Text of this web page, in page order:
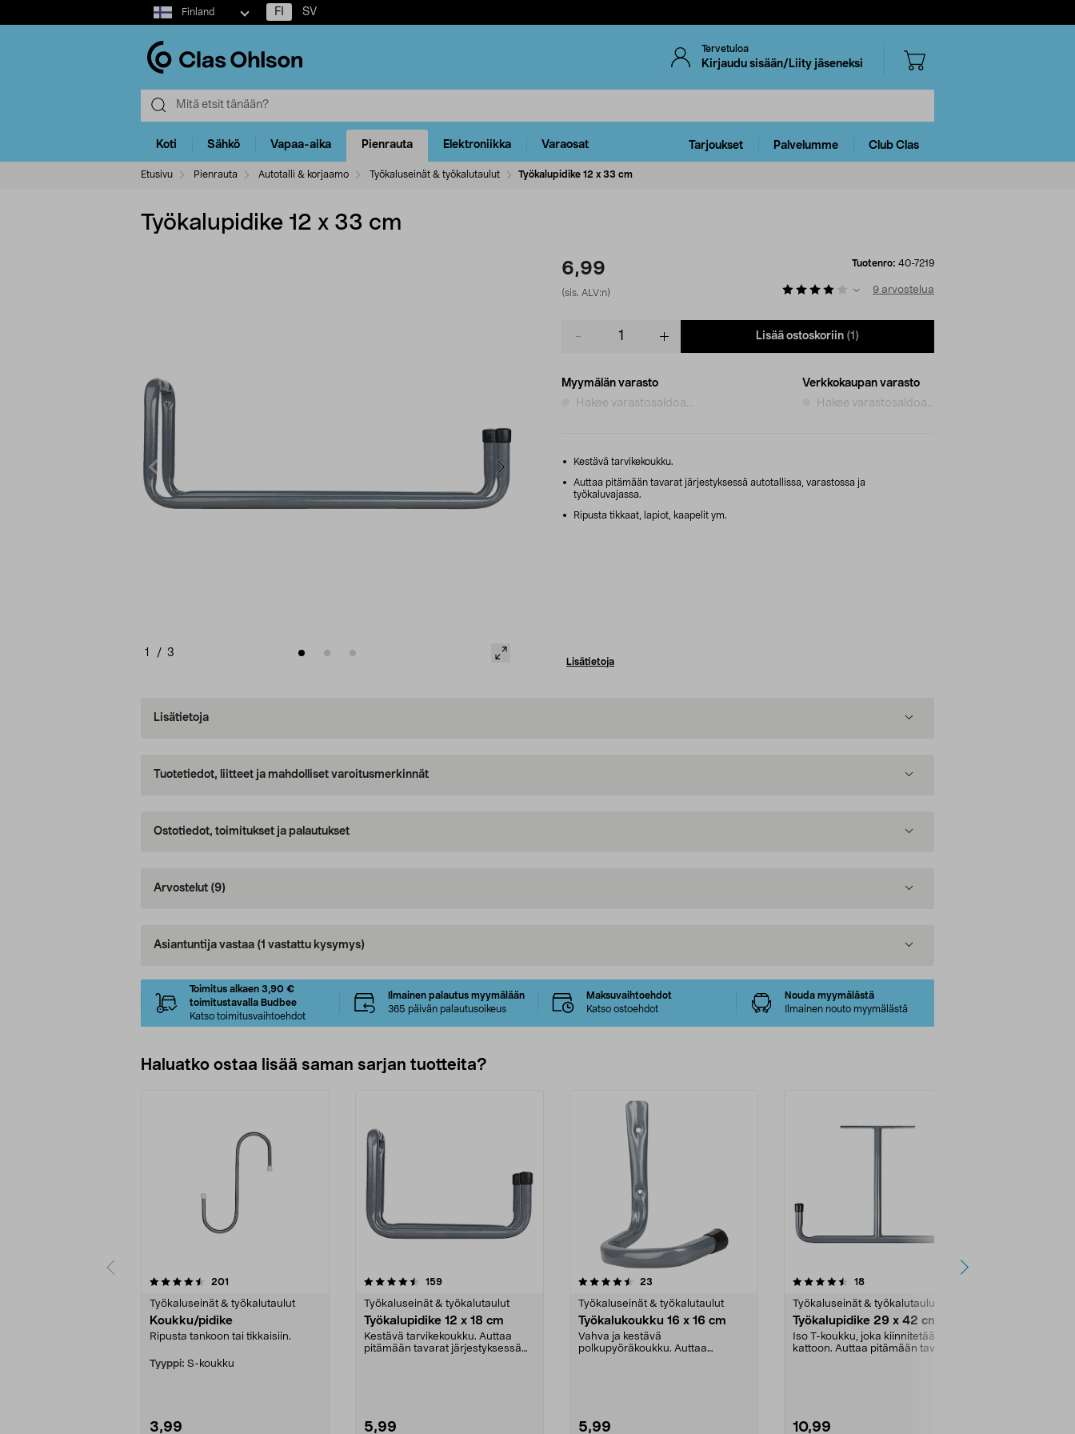
Select
market
Finland FI SV
Tervetuloa
Kirjaudu sisään/Liity jäseneksi
Koti Sähkö Vapaa-aika Pienrauta Elektroniikka Varaosat Tarjoukset Palvelumme Club Clas
Etusivu Pienrauta Autotalli & korjaamo Työkaluseinät & työkalutaulut Työkalupidike 12 x 33 cm
Työkalupidike 12 x 33 cm
1 / 3
6,99
(sis. ALV:n)
Tuotenro: 40-7219
9 arvostelua
Lisää ostoskoriin (1)
Myymälän varasto
Hakee varastosaldoa...
Verkkokaupan varasto
Hakee varastosaldoa...
Kestävä tarvikekoukku.
Auttaa pitämään tavarat järjestyksessä autotallissa, varastossa ja
työkaluvajassa.
Ripusta tikkaat, lapiot, kaapelit ym.
Lisätietoja
Lisätietoja
Tuotetiedot, liitteet ja mahdolliset varoitusmerkinnät
Ostotiedot, toimitukset ja palautukset
Arvostelut (9)
Asiantuntija vastaa (1 vastattu kysymys)
Toimitus alkaen 3,90 €
toimitustavalla Budbee
Katso toimitusvaihtoehdot
Ilmainen palautus myymälään
365 päivän palautusoikeus
Maksuvaihtoehdot
Katso ostoehdot
Nouda myymälästä
Ilmainen nouto myymälästä
Haluatko ostaa lisää saman sarjan tuotteita?
201
Työkaluseinät & työkalutaulut
Koukku/pidike
Ripusta tankoon tai tikkaisiin.
Tyyppi: S-koukku
3,99
4.5viidestä
159arvostelut
Työkaluseinät & työkalutaulut
Työkalupidike 12 x 18 cm
Kestävä tarvikekoukku. Auttaa
pitämään tavarat järjestyksessä
5,99
4.5viidestä
23
Työkaluseinät & työkalutaulut
Työkalukoukku 16 x 16 cm
Vahva ja kestävä
polkupyöräkoukku. Auttaa
5,99
4.5viidestä
18arvostelut
Työkaluseinät & työkalutaulut
Työkalupidike 29 x 42 cm
Iso T-koukku, joka kiinnitetään
kattoon. Auttaa pitämään tavarat
10,99
4.5viidestä